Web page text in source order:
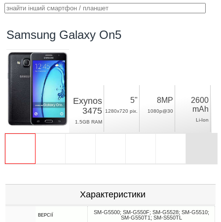
Samsung Galaxy On5
Exynos
3475
1.5GB RAM
5"
1280x720 pix.
8MP
1080p@30
2600
mAh
Li-Ion
Характеристики
ВЕРСІЇ
SM-G5500; SM-G550F; SM-G5528; SM-G5510;
SM-G550T1; SM-S550TL